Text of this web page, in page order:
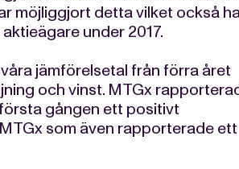
möjliggjort detta vilket också
under 2017.
jämförelsetal från förra året
och vinst. MTGx
gången ett positivt
som även rapporterade ett